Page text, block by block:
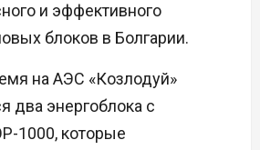
и эффективного
блоков в Болгарии.
на АЭС «Козлодуй»
два энергоблока с
1000, которые